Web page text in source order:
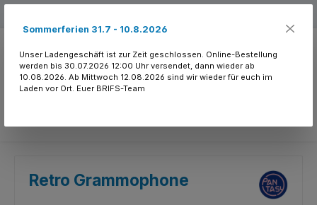
Retro Grammophone
Sommerferien 31.7 - 10.8.2026
Unser Ladengeschäft ist zur Zeit geschlossen. Online-Bestellung
werden bis 30.07.2026 12:00 Uhr versendet, dann wieder ab
10.08.2026. Ab Mittwoch 12.08.2026 sind wir wieder für euch im
Laden vor Ort. Euer BRIFS-Team